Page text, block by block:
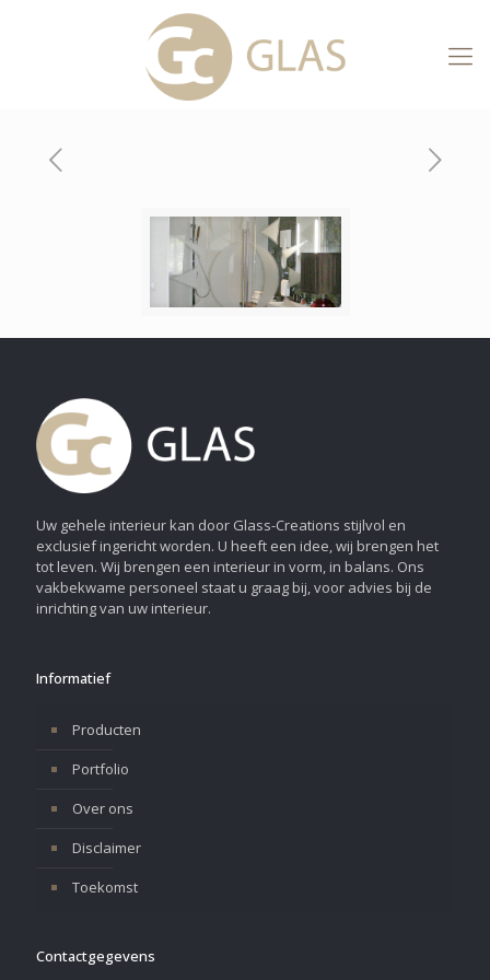
Uw gehele interieur kan door Glass-Creations stijlvol en
exclusief ingericht worden. U heeft een idee, wij brengen het
tot leven. Wij brengen een interieur in vorm, in balans. Ons
vakbekwame personeel staat u graag bij, voor advies bij de
inrichting van uw interieur.
Informatief
Producten
Portfolio
Over ons
Disclaimer
Toekomst
Contactgegevens